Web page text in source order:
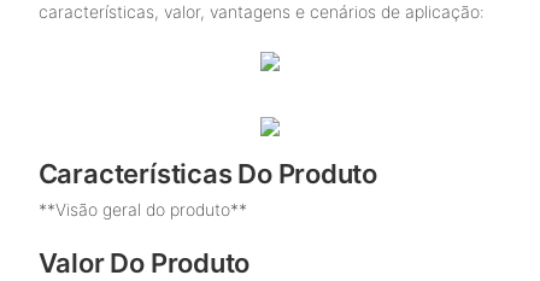
características, valor, vantagens e cenários de aplicação:
Características Do Produto
**Visão geral do produto**
Valor Do Produto